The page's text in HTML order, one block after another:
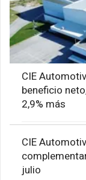
CIE
beneficio
2,9% más
CIE
julio